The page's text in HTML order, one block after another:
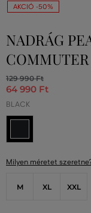
AKCIÓ -50%
NADRÁG
129 990 Ft
64 990 Ft
BLACK
Milyen méretet
M XL XXL